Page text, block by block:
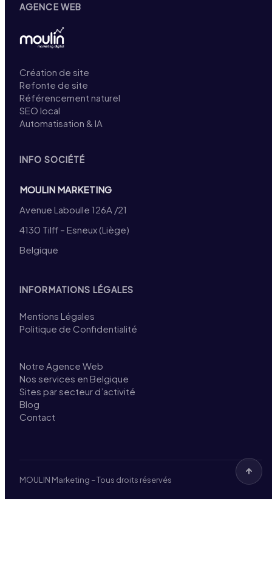
AGENCE WEB
Création de site
Refonte de site
Référencement naturel
SEO local
Automatisation & IA
INFO SOCIÉTÉ
MOULIN MARKETING
Avenue Laboulle 126A /21
4130 Tilff – Esneux (Liège)
Belgique
INFORMATIONS LÉGALES
Mentions Légales
Politique de Confidentialité
Notre Agence Web
Nos services en Belgique
Sites par secteur d’activité
Blog
Contact
MOULIN Marketing – Tous droits réservés